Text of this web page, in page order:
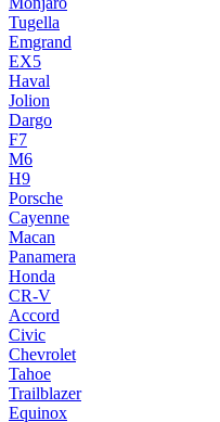
Tugella
Emgrand
EX5
Haval
Jolion
Dargo
F7
M6
H9
Porsche
Cayenne
Macan
Panamera
Honda
CR-V
Accord
Civic
Chevrolet
Tahoe
Trailblazer
Equinox